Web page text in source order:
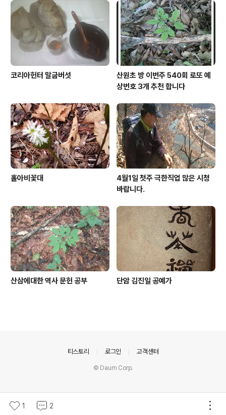
코리아헌터 말굽버섯
산원초 방 이번주 540회 로또 예
상번호 3개 추천 합니다
홀아비꽃대
4월1일 첫주 극한직업 많은 시청
바랍니다.
산삼에대한 역사 문헌 공부 단암 김진일 공예가
1 2
티스토리 로그인 고객센터
© Daum Corp.